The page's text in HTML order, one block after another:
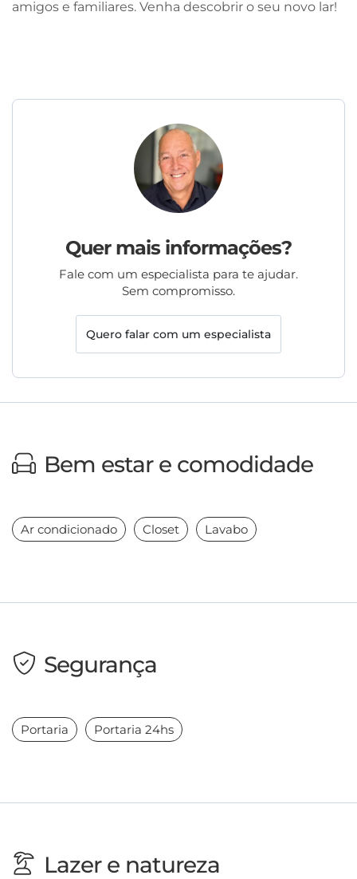
amigos e familiares. Venha descobrir o seu novo lar!
Quer mais informações?
Fale com um especialista para te ajudar.
Sem compromisso.
Quero falar com um especialista
Bem estar e comodidade
Ar condicionado Closet Lavabo
Segurança
Portaria Portaria 24hs
Lazer e natureza